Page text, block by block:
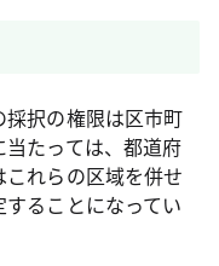
択の権限は区市町
たっては、都道府
れらの区域を併せ
ることになってい